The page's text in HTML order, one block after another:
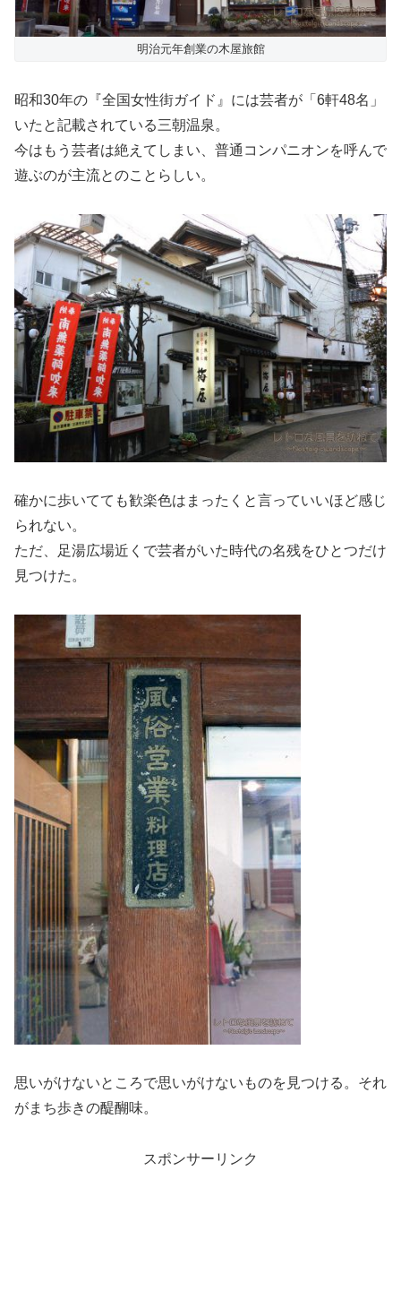
明治元年創業の木屋旅館
昭和30年の『全国女性街ガイド』には芸者が「6軒48名」
いたと記載されている三朝温泉。
今はもう芸者は絶えてしまい、普通コンパニオンを呼んで
遊ぶのが主流とのことらしい。
確かに歩いてても歓楽色はまったくと言っていいほど感じ
られない。
ただ、足湯広場近くで芸者がいた時代の名残をひとつだけ
見つけた。
思いがけないところで思いがけないものを見つける。それ
がまち歩きの醍醐味。
スポンサーリンク